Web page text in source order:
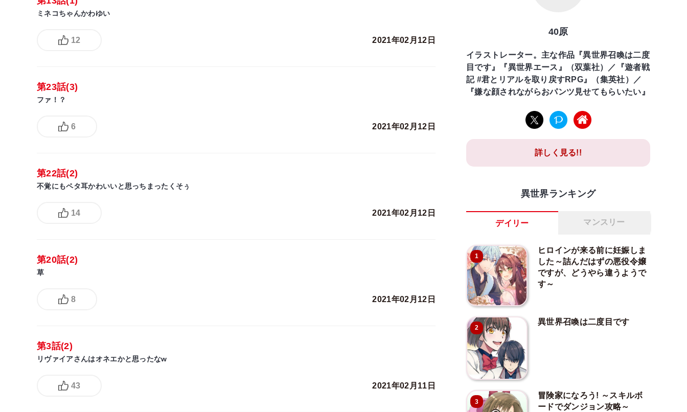
ミネコちゃんかわゆい
12 2021年02月12日
第23話(3)
ファ！？
6 2021年02月12日
第22話(2)
不覚にもペタ耳かわいいと思っちまったくそぅ
14 2021年02月12日
第20話(2)
草
8 2021年02月12日
第3話(2)
リヴァイアさんはオネエかと思ったなw
43 2021年02月11日
40原
イラストレーター。主な作品『異世界召喚は二度
目です』『異世界エース』（双葉社）／『遊者戦
記 #君とリアルを取り戻すRPG』（集英社）／
『嫌な顔されながらおパンツ見せてもらいたい』
詳しく見る!!
異世界ランキング
デイリー マンスリー
1
ヒロインが来る前に妊娠しま
した～詰んだはずの悪役令嬢
ですが、どうやら違うようで
す～
2
異世界召喚は二度目です
3
冒険家になろう! ～スキルボ
ードでダンジョン攻略～